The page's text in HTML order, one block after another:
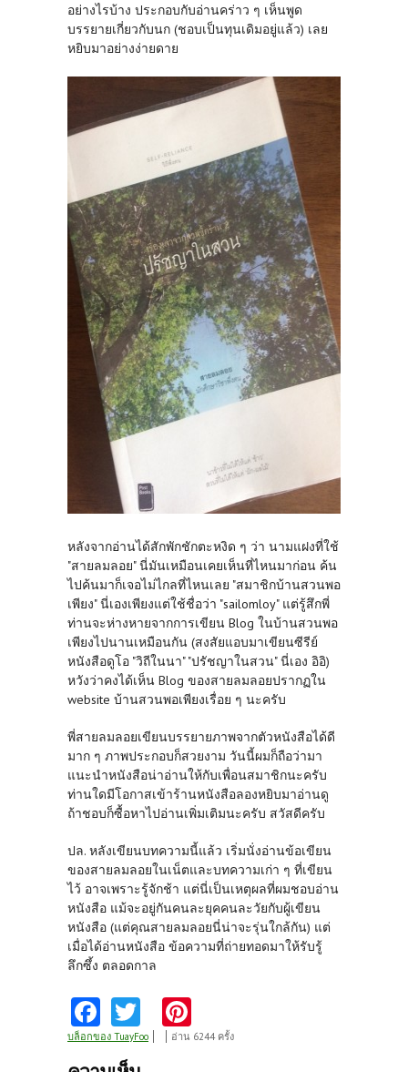
อย่างไรบ้าง ประกอบกับอ่านคร่าว ๆ เห็นพูด
บรรยายเกี่ยวกับนก (ชอบเป็นทุนเดิมอยู่แล้ว) เลย
หยิบมาอย่างง่ายดาย
หลังจากอ่านได้สักพักชักตะหงิด ๆ ว่า นามแฝงที่ใช้
"สายลมลอย" นี่มันเหมือนเคยเห็นที่ไหนมาก่อน ค้น
ไปค้นมาก็เจอไม่ไกลที่ไหนเลย "สมาชิกบ้านสวนพอ
เพียง" นี่เองเพียงแต่ใช้ชื่อว่า "sailomloy" แต่รู้สึกพี่
ท่านจะห่างหายจากการเขียน Blog ในบ้านสวนพอ
เพียงไปนานเหมือนกัน (สงสัยแอบมาเขียนซีรีย์
หนังสือดูโอ "วิถีในนา" "ปรัชญาในสวน" นี่เอง อิอิ)
หวังว่าคงได้เห็น Blog ของสายลมลอยปรากฏใน
website บ้านสวนพอเพียงเรื่อย ๆ นะครับ
พี่สายลมลอยเขียนบรรยายภาพจากตัวหนังสือได้ดี
มาก ๆ ภาพประกอบก็สวยงาม วันนี้ผมก็ถือว่ามา
แนะนำหนังสือน่าอ่านให้กับเพื่อนสมาชิกนะครับ
ท่านใดมีโอกาสเข้าร้านหนังสือลองหยิบมาอ่านดู
ถ้าชอบก็ซื้อหาไปอ่านเพิ่มเติมนะครับ สวัสดีครับ
ปล. หลังเขียนบทความนี้แล้ว เริ่มนั่งอ่านข้อเขียน
ของสายลมลอยในเน็ตและบทความเก่า ๆ ที่เขียน
ไว้ อาจเพราะรู้จักช้า แต่นี่เป็นเหตุผลที่ผมชอบอ่าน
หนังสือ แม้จะอยู่กันคนละยุคคนละวัยกับผู้เขียน
หนังสือ (แต่คุณสายลมลอยนี่น่าจะรุ่นใกล้กัน) แต่
เมื่อได้อ่านหนังสือ ข้อความที่ถ่ายทอดมาให้รับรู้
ลึกซึ้ง ตลอดกาล
Fa
ce w nt
บล็อกของ TuayFoo อ่าน 6244 ครั้ง